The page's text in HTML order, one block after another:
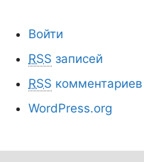
Войти
RSS записей
RSS комментариев
WordPress.org